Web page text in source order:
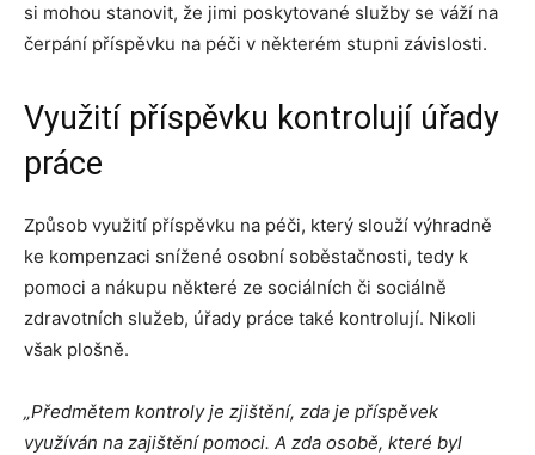
si mohou stanovit, že jimi poskytované služby se váží na
čerpání příspěvku na péči v některém stupni závislosti.
Využití příspěvku kontrolují úřady
práce
Způsob využití příspěvku na péči, který slouží výhradně
ke kompenzaci snížené osobní soběstačnosti, tedy k
pomoci a nákupu některé ze sociálních či sociálně
zdravotních služeb, úřady práce také kontrolují. Nikoli
však plošně.
„Předmětem kontroly je zjištění, zda je příspěvek
využíván na zajištění pomoci. A zda osobě, které byl